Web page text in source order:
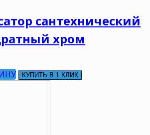
сантехнический
хром
КУПИТЬ В 1 КЛИК